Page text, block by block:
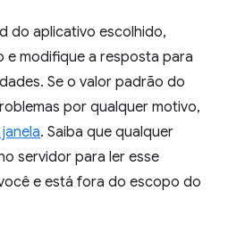
do aplicativo escolhido,
e modifique a resposta para
Se o valor padrão do
por qualquer motivo,
. Saiba que qualquer
servidor para ler esse
e está fora do escopo do